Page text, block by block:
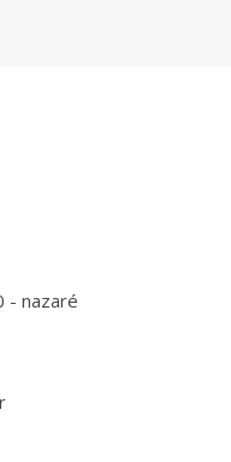
- nazaré